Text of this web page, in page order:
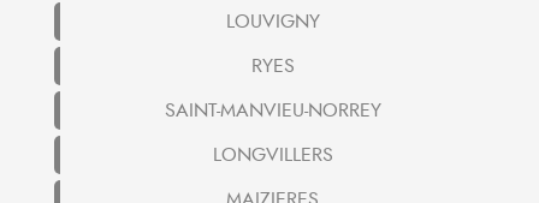
LOUVIGNY
RYES
SAINT-MANVIEU-NORREY
LONGVILLERS